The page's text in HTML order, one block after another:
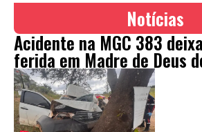
Notícias
Acidente na MGC 383
ferida em Madre de Deus